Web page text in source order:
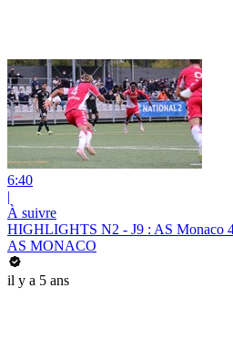
6:40
|
À suivre
HIGHLIGHTS N2 - J9 : AS Monaco
AS MONACO
il y a 5 ans